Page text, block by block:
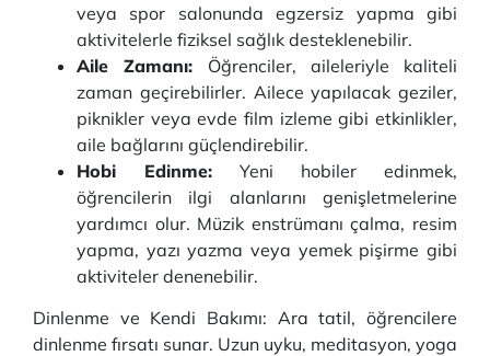
veya spor salonunda egzersiz yapma gibi
aktivitelerle fiziksel sağlık desteklenebilir.
Aile Zamanı: Öğrenciler, aileleriyle kaliteli
zaman geçirebilirler. Ailece yapılacak geziler,
piknikler veya evde film izleme gibi etkinlikler,
aile bağlarını güçlendirebilir.
Hobi Edinme: Yeni hobiler edinmek,
öğrencilerin ilgi alanlarını genişletmelerine
yardımcı olur. Müzik enstrümanı çalma, resim
yapma, yazı yazma veya yemek pişirme gibi
aktiviteler denenebilir.
Dinlenme ve Kendi Bakımı: Ara tatil, öğrencilere
dinlenme fırsatı sunar. Uzun uyku, meditasyon, yoga